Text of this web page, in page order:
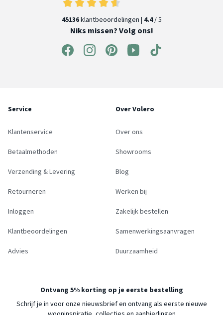
45136klantbeoordelingen | 4.4/ 5
Niks missen? Volg ons!
Service
Klantenservice
Betaalmethoden
Verzending & Levering
Retourneren
Inloggen
Klantbeoordelingen
Advies
Over Volero
Over ons
Showrooms
Blog
Werken bij
Zakelijk bestellen
Samenwerkingsaanvragen
Duurzaamheid
Ontvang 5% korting op je eerste bestelling
Schrijf je in voor onze nieuwsbrief en ontvang als eerste nieuwe